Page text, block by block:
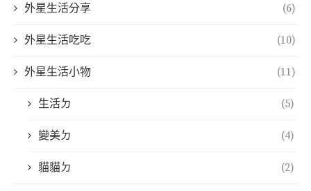
外星生活分享 (6)
外星生活吃吃 (10)
外星生活小物 (11)
生活ㄉ (5)
變美ㄉ (4)
貓貓ㄉ (2)